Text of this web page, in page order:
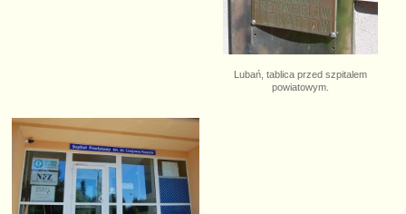
Lubań, tablica przed szpitalem
powiatowym.